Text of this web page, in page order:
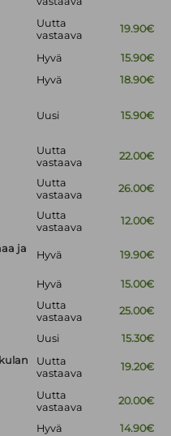
Uutta
vastaava
19.90€
Hyvä
15.90€
Hyvä
18.90€
Uusi 15.90€
Uutta
vastaava
22.00€
Uutta
vastaava
26.00€
Uutta
vastaava
12.00€
ja
Hyvä 19.90€
Hyvä 15.00€
Uutta
vastaava
25.00€
Uusi
15.30€
Uutta
vastaava
19.20€
Uutta
vastaava
20.00€
Hyvä
14.90€